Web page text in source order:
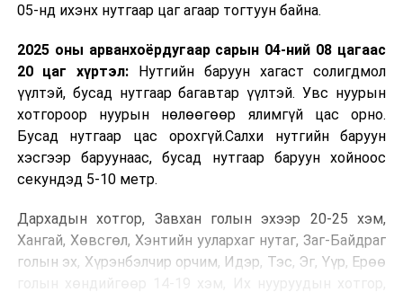
05-нд ихэнх нутгаар цаг агаар тогтуун байна.
2025 оны арванхоёрдугаар сарын 04-ний 08 цагаас
20 цаг хүртэл: Нутгийн баруун хагаст солигдмол
үүлтэй, бусад нутгаар багавтар үүлтэй. Увс нуурын
хотгороор нуурын нөлөөгөөр ялимгүй цас орно.
Бусад нутгаар цас орохгүй.Салхи нутгийн баруун
хэсгээр баруунаас, бусад нутгаар баруун хойноос
секундэд 5-10 метр.
Дархадын хотгор, Завхан голын эхээр 20-25 хэм,
Хангай, Хөвсгөл, Хэнтийн уулархаг нутаг, Заг-Байдраг
голын эх, Хүрэнбэлчир орчим, Идэр, Тэс, Эг, Үүр, Ерөө